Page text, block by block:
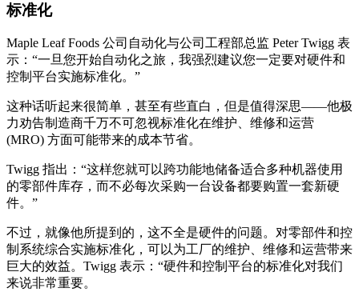
标准化
Maple Leaf Foods 公司自动化与公司工程部总监 Peter Twigg 表
示：“一旦您开始自动化之旅，我强烈建议您一定要对硬件和
控制平台实施标准化。”
这种话听起来很简单，甚至有些直白，但是值得深思——他极
力劝告制造商千万不可忽视标准化在维护、维修和运营
(MRO) 方面可能带来的成本节省。
Twigg 指出：“这样您就可以跨功能地储备适合多种机器使用
的零部件库存，而不必每次采购一台设备都要购置一套新硬
件。”
不过，就像他所提到的，这不全是硬件的问题。对零部件和控
制系统综合实施标准化，可以为工厂的维护、维修和运营带来
巨大的效益。Twigg 表示：“硬件和控制平台的标准化对我们
来说非常重要。